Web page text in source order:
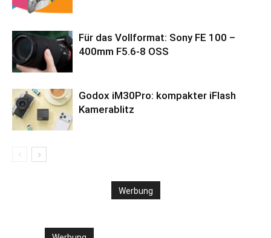
Für das Vollformat: Sony FE 100 –
400mm F5.6-8 OSS
Godox iM30Pro: kompakter iFlash
Kamerablitz
Werbung